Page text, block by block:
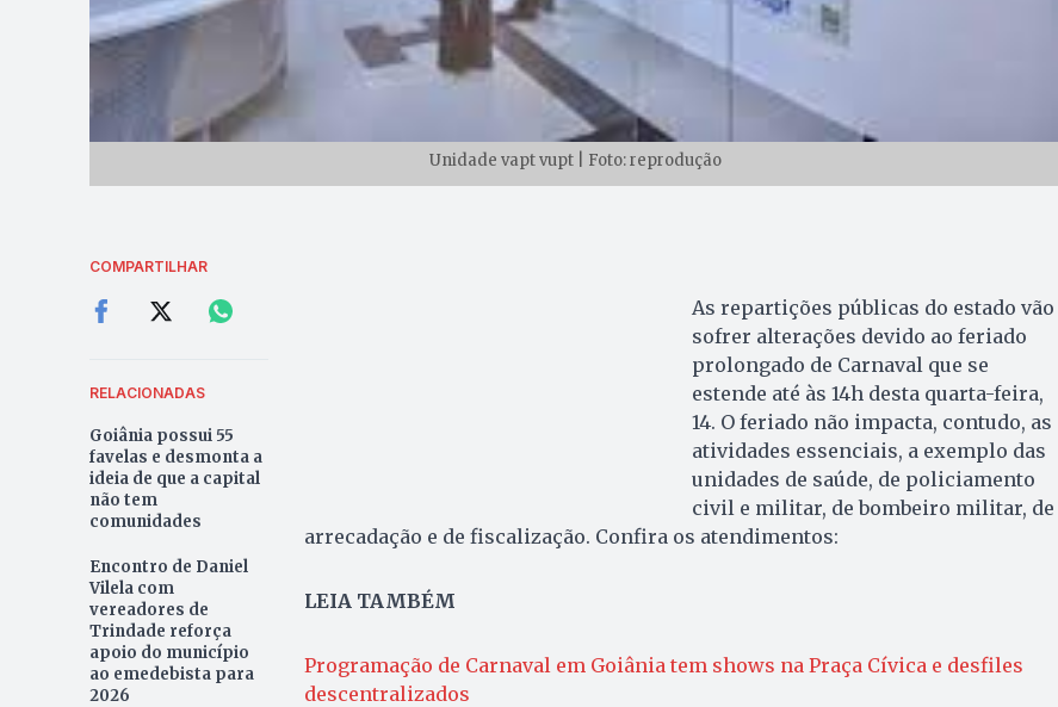
Unidade vapt vupt | Foto: reprodução
COMPARTILHAR
RELACIONADAS
Goiânia possui 55
favelas e desmonta a
ideia de que a capital
não tem
comunidades
Encontro de Daniel
Vilela com
vereadores de
Trindade reforça
apoio do município
ao emedebista para
2026
As repartições públicas do estado vão
sofrer alterações devido ao feriado
prolongado de Carnaval que se
estende até às 14h desta quarta-feira,
14. O feriado não impacta, contudo, as
atividades essenciais, a exemplo das
unidades de saúde, de policiamento
civil e militar, de bombeiro militar, de
arrecadação e de fiscalização. Confira os atendimentos:
LEIA TAMBÉM
Programação de Carnaval em Goiânia tem shows na Praça Cívica e desfiles
descentralizados